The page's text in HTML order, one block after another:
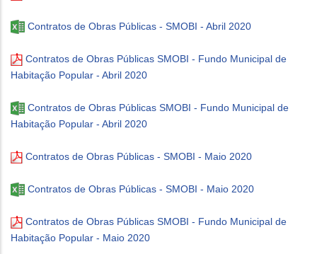
Contratos de Obras Públicas - SMOBI - Abril 2020
Contratos de Obras Públicas SMOBI - Fundo Municipal de
Habitação Popular - Abril 2020
Contratos de Obras Públicas SMOBI - Fundo Municipal de
Habitação Popular - Abril 2020
Contratos de Obras Públicas - SMOBI - Maio 2020
Contratos de Obras Públicas - SMOBI - Maio 2020
Contratos de Obras Públicas SMOBI - Fundo Municipal de
Habitação Popular - Maio 2020